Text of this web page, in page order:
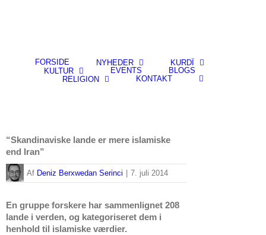
FORSIDE NYHEDER
KURDÎ
KULTUR
EVENTS
BLOGS
RELIGION
KONTAKT
“Skandinaviske lande er mere islamiske
end Iran”
By Deniz Berxwedan Serinci 7. juli 2014
En gruppe forskere har sammenlignet 208
lande i verden, og kategoriseret dem i
henhold til islamiske værdier.